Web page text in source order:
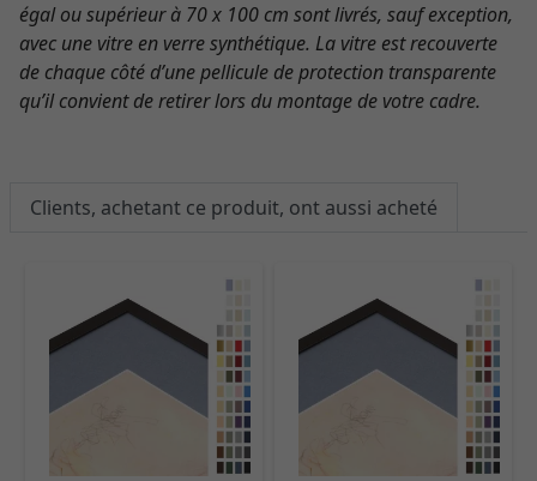
égal ou supérieur à 70 x 100 cm sont livrés, sauf exception,
avec une vitre en verre synthétique. La vitre est recouverte
de chaque côté d’une pellicule de protection transparente
qu’il convient de retirer lors du montage de votre cadre.
Clients, achetant ce produit, ont aussi acheté